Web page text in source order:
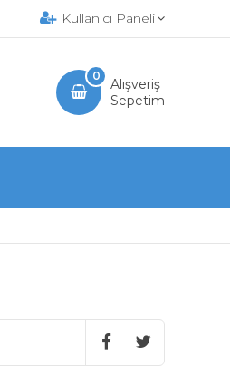
Kullanıcı Paneli
Alışveriş
Sepetim
0